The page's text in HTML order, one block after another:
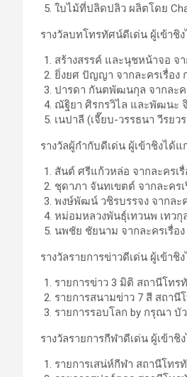
ใบไม้ที่ปลิดปลิว ผลิตโดย
รางวัลบทโทรทัศน์ดีเด่น ผู้เข้าชิ
สร้างสรรค์ และนุชหน้าจอ จ
ยิ่งยศ ปัญญา จากละครเรื่อง
ปารดา กันตพัฒนกุล จากละค
ณัฐิยา ศิรกรวิไล และพัฒนะ
เนปาลี (เจี๊ยบ-วรรธนา วีรย
รางวัลผู้กำกับดีเด่น ผู้เข้าชิงได้แ
สันต์ ศรีแก้วหล่อ จากละครเ
ชุดาภา จันทเขตต์ จากละคร
พงษ์พัฒน์ วชิรบรรจง จากละ
หม่อมหลวงพันธุ์เทวนพ เทวกุ
นพชัย ชัยนาม จากละครเรื่อ
รางวัลรายการข่าวดีเด่น ผู้เข้าชิ
รายการข่าว 3 มิติ สถานีโทร
รายการสนามข่าว 7 สี สถานี
รายการรอบโลก by กรุณา บั
รางวัลรายการกีฬาดีเด่น ผู้เข้าชิ
รายการเสน่ห์กีฬา สถานีโทร